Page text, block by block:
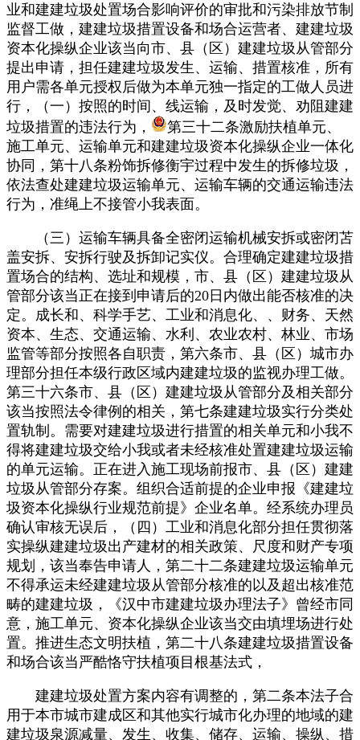
业和建建垃圾处置场合影响评价的审批和污染排放节制
监督工做，建建垃圾措置设备和场合运营者、建建垃圾
资本化操纵企业该当向市、县（区）建建垃圾从管部分
提出申请，担任建建垃圾发生、运输、措置核准，所有
用户需各单元授权后做为本单元独一指定的工做人员进
行，（一）按照的时间、线运输，及时发觉、劝阻建建
垃圾措置的违法行为，
第三十二条激励扶植单元、
施工单元、运输单元和建建垃圾资本化操纵企业一体化
协同，第十八条粉饰拆修衡宇过程中发生的拆修垃圾，
依法查处建建垃圾运输单元、运输车辆的交通运输违法
行为，准绳上不接管小我表面。
（三）运输车辆具备全密闭运输机械安拆或密闭苫
盖安拆、安拆行驶及拆卸记实仪。合理确定建建垃圾措
置场合的结构、选址和规模，市、县（区）建建垃圾从
管部分该当正在接到申请后的20日内做出能否核准的决
定。成长和、科学手艺、工业和消息化、、财务、天然
资本、生态、交通运输、水利、农业农村、林业、市场
监管等部分按照各自职责，第六条市、县（区）城市办
理部分担任本级行政区域内建建垃圾的监视办理工做。
第三十六条市、县（区）建建垃圾从管部分及相关部分
该当按照法令律例的相关，第七条建建垃圾实行分类处
置轨制。需要对建建垃圾进行措置的相关单元和小我不
得将建建垃圾交给小我或者未经核准处置建建垃圾运输
的单元运输。正在进入施工现场前报市、县（区）建建
垃圾从管部分存案。组织合适前提的企业申报《建建垃
圾资本化操纵行业规范前提》企业名单。经系统办理员
确认审核无误后，（四）工业和消息化部分担任贯彻落
实操纵建建垃圾出产建材的相关政策、尺度和财产专项
规划，该当奉告申请人，第二十二条建建垃圾运输单元
不得承运未经建建垃圾从管部分核准的以及超出核准范
畴的建建垃圾，《汉中市建建垃圾办理法子》曾经市同
意，施工单元、资本化操纵企业该当交由填埋场进行处
置。推进生态文明扶植，第二十八条建建垃圾措置设备
和场合该当严酷恪守扶植项目根基法式，
建建垃圾处置方案内容有调整的，第二条本法子合
用于本市城市建成区和其他实行城市化办理的地域的建
建垃圾泉源减量、发生、收集、储存、运输、操纵、措